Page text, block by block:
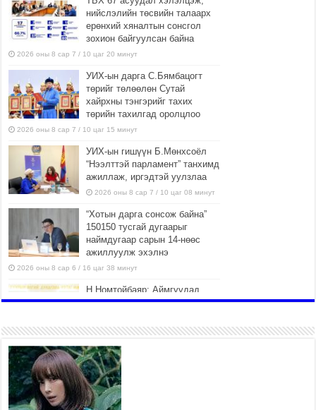
нийслэлийн төсвийн талаарх
ерөнхий хяналтын сонсгол
зохион байгуулсан байна
2026 оны 8 сар 7 / 10 цаг 20 минут
УИХ-ын дарга С.Бямбацогт
төрийг төлөөлөн Сутай
хайрхны тэнгэрийг тахих
төрийн тахилгад оролцлоо
2026 оны 8 сар 7 / 10 цаг 15 минут
УИХ-ын гишүүн Б.Мөнхсоёл
“Нээлттэй парламент” танхимд
ажиллаж, иргэдтэй уулзлаа
2026 оны 8 сар 7 / 10 цаг 08 минут
“Хотын дарга сонсож байна”
150150 тусгай дугаарыг
наймдугаар сарын 14-нөөс
ажиллуулж эхэлнэ
2026 оны 8 сар 6 / 16 цаг 38 минут
Н.Номтойбаяр: Аймгуудад
тулгамдаж буй асуудлуудыг
газрын хуралдаанд
2026 оны 8 сар 6 / 16 цаг 34 минут
УИХ-ын дарга С.Бямбацогт
төрийг төлөөлөн Сутай
хайрхны тэнгэрийг тахих